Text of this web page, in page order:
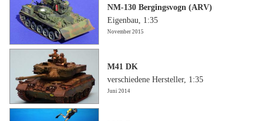
NM-130 Bergingsvogn (ARV)
Eigenbau, 1:35
November 2015
M41 DK
verschiedene Hersteller, 1:35
Juni 2014